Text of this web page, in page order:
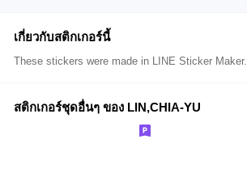
เกี่ยวกับสติกเกอร์นี้
These stickers were made in LINE Sticker Maker.
สติกเกอร์ชุดอื่นๆ ของ LIN,CHIA-YU